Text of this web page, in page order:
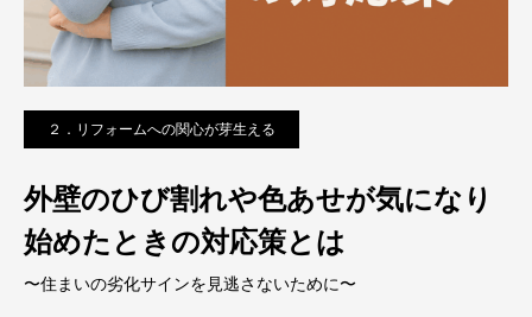
２．リフォームへの関心が芽生える
外壁のひび割れや色あせが気になり
始めたときの対応策とは
〜住まいの劣化サインを見逃さないために〜